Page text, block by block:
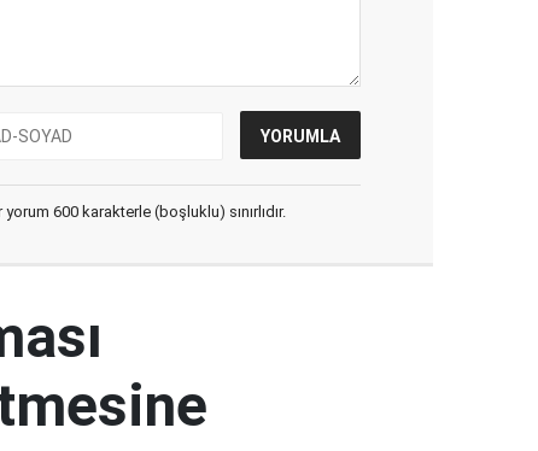
600 karakterle (boşluklu) sınırlıdır.